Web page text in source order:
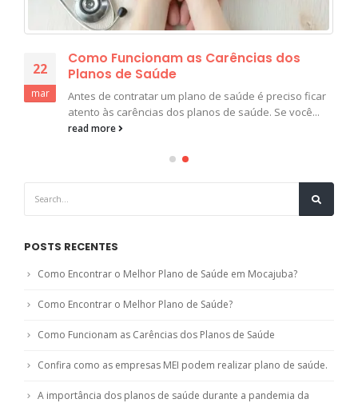
22
mar
Como Funcionam as Carências dos
Planos de Saúde
Antes de contratar um plano de saúde é preciso ficar
atento às carências dos planos de saúde. Se você...
read more
POSTS RECENTES
Como Encontrar o Melhor Plano de Saúde em Mocajuba?
Como Encontrar o Melhor Plano de Saúde?
Como Funcionam as Carências dos Planos de Saúde
Confira como as empresas MEI podem realizar plano de saúde.
A importância dos planos de saúde durante a pandemia da